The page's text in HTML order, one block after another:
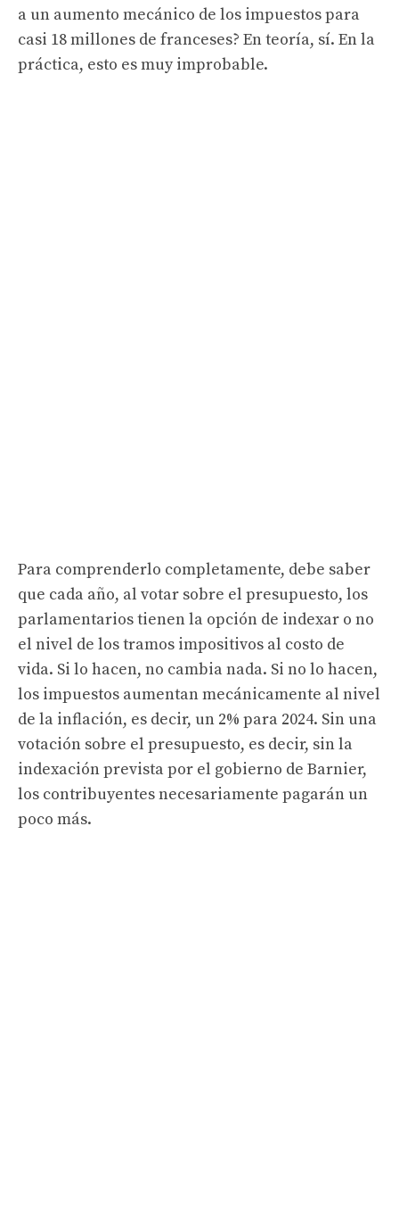
a un aumento mecánico de los impuestos para
casi 18 millones de franceses? En teoría, sí. En la
práctica, esto es muy improbable.
Para comprenderlo completamente, debe saber
que cada año, al votar sobre el presupuesto, los
parlamentarios tienen la opción de indexar o no
el nivel de los tramos impositivos al costo de
vida. Si lo hacen, no cambia nada. Si no lo hacen,
los impuestos aumentan mecánicamente al nivel
de la inflación, es decir, un 2% para 2024. Sin una
votación sobre el presupuesto, es decir, sin la
indexación prevista por el gobierno de Barnier,
los contribuyentes necesariamente pagarán un
poco más.